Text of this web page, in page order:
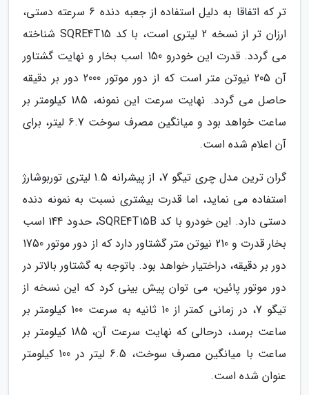
تر که اتفاقا به دلیل استفاده از جعبه دنده 6 سرعته دستی،
ارزان تر از نسخه 2 لیتری است، با کد SQRE4T15 شناخته
می گردد. قدرت این خودرو 150 اسب بخار و نهایت گشتاور
آن 205 نیوتن متر است که از دور موتور 2000 دور بر دقیقه
حاصل می گردد. نهایت سرعت این نمونه، 185 کیلومتر بر
ساعت خواهد بود و میانگین مصرف سوخت 6.7 لیتر، برای
آن اعلام شده است.
گران ترین مدل چری تیگو 7، از پیشرانه 1.5 لیتری توربوشارژ
استفاده می نماید، اما قدرت بیشتری نسبت به نمونه دنده
دستی دارد. این خودرو با کد SQRE4T15B، حدود 144 اسب
بخار قدرت و 210 نیوتن متر گشتاور دارد که از دور موتور 1750
دور بر دقیقه، دراختیار خواهد بود. باتوجه به گشتاور بالاتر در
دور موتور پائین، می توان پیش بینی کرد که این نسخه از
تیگو 7، در زمانی کمتر از 10 ثانیه به سرعت 100 کیلومتر بر
ساعت برسد، درحالی که نهایت سرعت آن، 185 کیلومتر بر
ساعت با میانگین مصرف سوخت، 6.5 لیتر در 100 کیلومتر
عنوان شده است.